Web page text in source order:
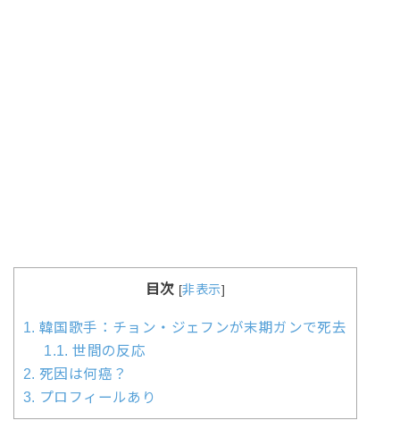
目次 [非表示]
1. 韓国歌手：チョン・ジェフンが末期ガンで死去
1.1. 世間の反応
2. 死因は何癌？
3. プロフィールあり